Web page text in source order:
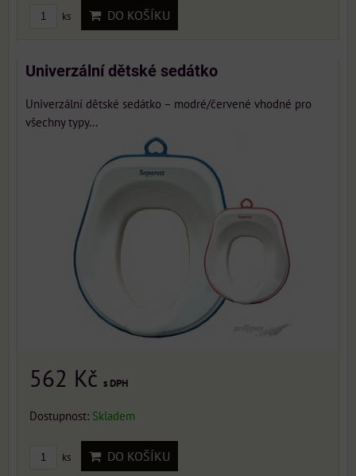
ks DO KOŠÍKU
Univerzální dětské sedátko
Univerzální dětské sedátko – modré/červené vhodné pro
všechny typy...
562 Kč s DPH
Dostupnost: Skladem
ks DO KOŠÍKU